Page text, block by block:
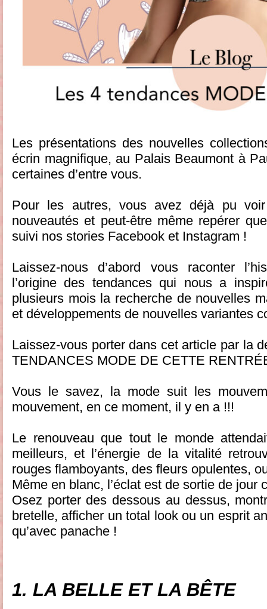
Les présentations des nouvelles
écrin magnifique, au Palais Beaumont à
certaines d’entre vous.
Pour les autres, vous avez déjà pu
nouveautés et peut-être même repérer
suivi nos stories Facebook et Instagram !
Laissez-nous d’abord vous raconter
l’origine des tendances qui nous a
plusieurs mois la recherche de nouvelles
et développements de nouvelles variantes
Laissez-vous porter dans cet article par la
TENDANCES MODE DE CETTE
Vous le savez, la mode suit les
mouvement, en ce moment, il y en a !!!
Le renouveau que tout le monde
meilleurs, et l’énergie de la vitalité
rouges flamboyants, des fleurs opulentes,
Même en blanc, l’éclat est de sortie de jour
Osez porter des dessous au dessus,
bretelle, afficher un total look ou un esprit
qu’avec panache !
1. LA BELLE ET LA BÊTE